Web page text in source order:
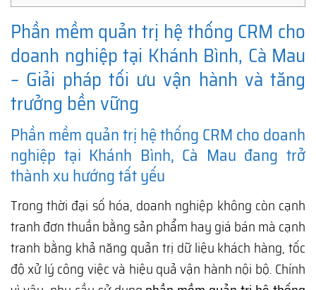
Phần mềm quản trị hệ thống CRM cho
doanh nghiệp tại Khánh Bình, Cà Mau
– Giải pháp tối ưu vận hành và tăng
trưởng bền vững
Phần mềm quản trị hệ thống CRM cho doanh
nghiệp tại Khánh Bình, Cà Mau đang trở
thành xu hướng tất yếu
Trong thời đại số hóa, doanh nghiệp không còn cạnh
tranh đơn thuần bằng sản phẩm hay giá bán mà cạnh
tranh bằng khả năng quản trị dữ liệu khách hàng, tốc
độ xử lý công việc và hiệu quả vận hành nội bộ. Chính